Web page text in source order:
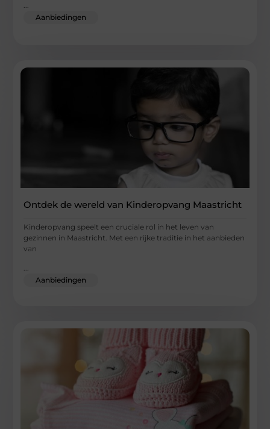
...
Aanbiedingen
Ontdek de wereld van Kinderopvang Maastricht
Kinderopvang speelt een cruciale rol in het leven van
gezinnen in Maastricht. Met een rijke traditie in het aanbieden
van
...
Aanbiedingen